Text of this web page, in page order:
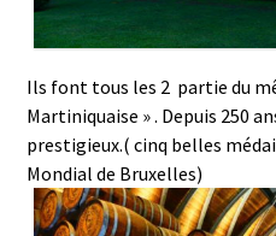
Ils font tous les 2 partie du
Martiniquaise » . Depuis 250
prestigieux.( cinq belles
Mondial de Bruxelles)